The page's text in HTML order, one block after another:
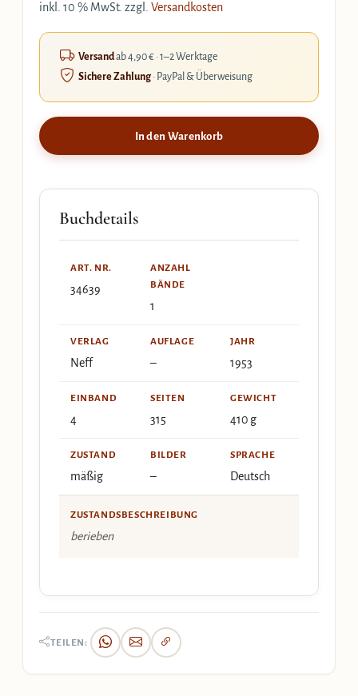
inkl. 10 % MwSt. zzgl. Versandkosten
Versandab 4,90 € · 1–2 Werktage
Sichere Zahlung· PayPal & Überweisung
In den Warenkorb
Buchdetails
ART. NR.
34639
ANZAHL
BÄNDE
1
VERLAG
Neff
AUFLAGE
–
JAHR
1953
EINBAND
4
SEITEN
315
GEWICHT
410 g
ZUSTAND
mäßig
BILDER
–
SPRACHE
Deutsch
ZUSTANDSBESCHREIBUNG
berieben
TEILEN: